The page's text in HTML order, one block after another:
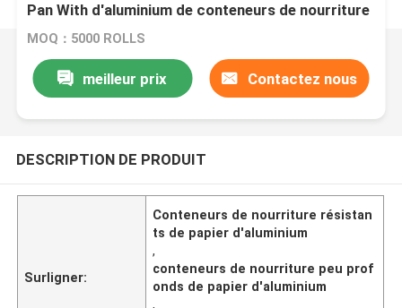
Pan With d'aluminium de conteneurs de nourriture
de papier d'aluminium
MOQ：5000 ROLLS
meilleur prix Contactez nous
DESCRIPTION DE PRODUIT
Surligner:
Conteneurs de nourriture résistan
ts de papier d'aluminium
,
conteneurs de nourriture peu prof
onds de papier d'aluminium
,